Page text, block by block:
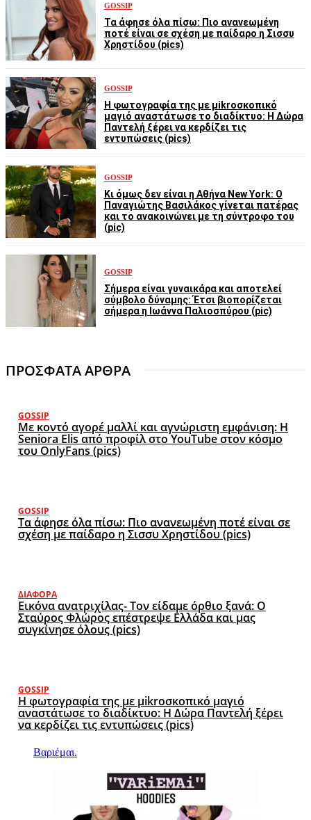
GOSSIP
Τα άφησε όλα πίσω: Πιο ανανεωμένη
ποτέ είναι σε σχέση με παίδαρο η Σισσυ
Χρηστίδου (pics)
GOSSIP
Η φωτογραφία της με μikroσκοπικό
μαγιό αναστάτωσε το διαδίκτυο: Η Δώρα
Παντελή ξέρει να κερδίζει τις
εντυπώσεις (pics)
GOSSIP
Κι όμως δεν είναι η Αθήνα New York: Ο
Παναγιώτης Βασιλάκος γίνεται πατέρας
και το ανακοινώνει με τη σύντροφο του
(pic)
GOSSIP
Σήμερα είναι γυναικάρα και αποτελεί
σύμβολο δύναμης: Έτσι βιοπορίζεται
σήμερα η Ιωάννα Παλιοσπύρου (pic)
ΠΡΟΣΦΑΤΑ ΑΡΘΡΑ
GOSSIP
Με κοντό αγορέ μαλλί και αγνώριστη εμφάνιση: Η
Seniora Elis από προφίλ στο YouTube στον κόσμο
του OnlyFans (pics)
GOSSIP
Τα άφησε όλα πίσω: Πιο ανανεωμένη ποτέ είναι σε
σχέση με παίδαρο η Σισσυ Χρηστίδου (pics)
ΔΙΆΦΟΡΑ
Εικόνα ανατριχίλας- Τον είδαμε όρθιο ξανά: Ο
Σταύρος Φλώρος επέστρεψε Ελλάδα και μας
συγκίνησε όλους (pics)
GOSSIP
Η φωτογραφία της με μikroσκοπικό μαγιό
αναστάτωσε το διαδίκτυο: Η Δώρα Παντελή ξέρει
να κερδίζει τις εντυπώσεις (pics)
Βαριέμαι.